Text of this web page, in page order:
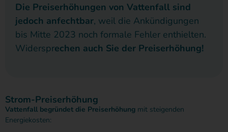
Die Preiserhöhungen von Vattenfall sind
jedoch anfechtbar, weil die Ankündigungen
bis Mitte 2023 noch formale Fehler enthielten.
Widersprechen auch Sie der Preiserhöhung!
Strom-Preiserhöhung​
Vattenfall begründet die Preiserhöhung mit steigenden
Energiekosten: